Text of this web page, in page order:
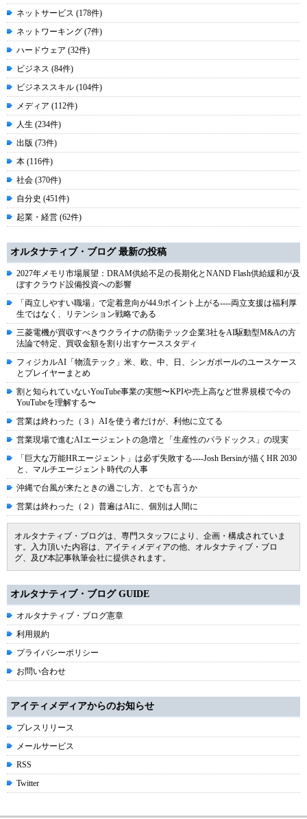
ネットサービス (178件)
ネットワーキング (7件)
ハードウェア (32件)
ビジネス (84件)
ビジネススキル (104件)
メディア (112件)
人生 (234件)
出版 (73件)
本 (116件)
社会 (370件)
自分史 (451件)
起業・経営 (62件)
オルタナティブ・ブログ 最新の投稿
2027年メモリ市場展望：DRAM供給不足の長期化とNAND Flash供給緩和が及
ぼすクラウド設備投資への影響
「両立しやすい職場」で定着意向が44.9ポイント上がる----両立支援は福利厚
生ではなく、リテンション戦略である
三菱電機が買収すべきウクライナの防衛テック企業3社をAI駆動型M&Aの方
法論で特定、買収金額を割り出すケーススタディ
フィジカルAI「物流テック」米、欧、中、日、シンガポールのユースケース
とプレイヤーまとめ
割と知られていないYouTube事業の実態〜KPIや売上高など世界規模で今の
YouTubeを理解する〜
営業は終わった（３）AIを使う者だけが、利他に立てる
営業現場で進むAIエージェントの急増と「生産性のパラドックス」の現実
「巨大な万能HRエージェント」は必ず失敗する----Josh Bersinが描くHR 2030
と、マルチエージェント時代の人事
沖縄で台風が来たときの過ごし方、とでも言うか
営業は終わった（２）普遍はAIに、個別は人間に
オルタナティブ・ブログは、専門スタッフにより、企画・構成されていま
す。入力頂いた内容は、アイティメディアの他、オルタナティブ・ブロ
グ、及び本記事執筆会社に提供されます。
オルタナティブ・ブログ GUIDE
オルタナティブ・ブログ憲章
利用規約
プライバシーポリシー
お問い合わせ
アイティメディアからのお知らせ
プレスリリース
メールサービス
RSS
Twitter